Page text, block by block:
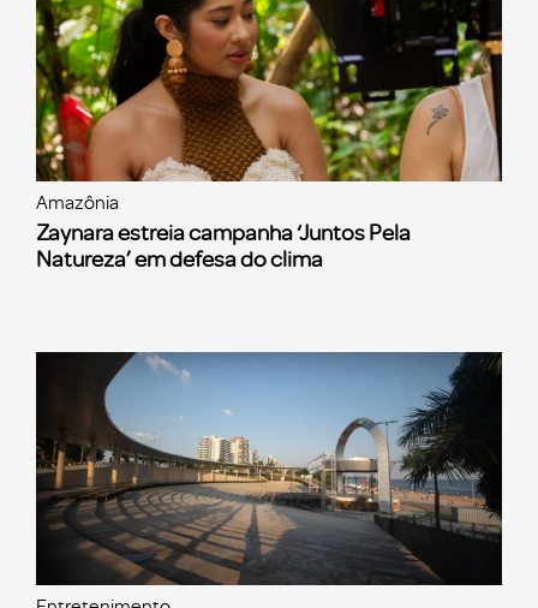
Amazônia
Zaynara estreia campanha ‘Juntos Pela
Natureza’ em defesa do clima